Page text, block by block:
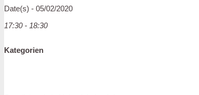
Date(s) - 05/02/2020
17:30 - 18:30
Kategorien